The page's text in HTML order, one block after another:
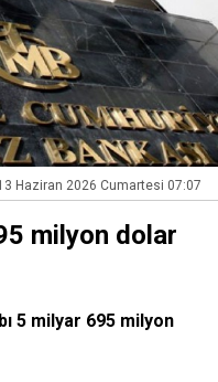
Haziran 2026 Cumartesi 07:07
milyon dolar
5 milyar 695 milyon